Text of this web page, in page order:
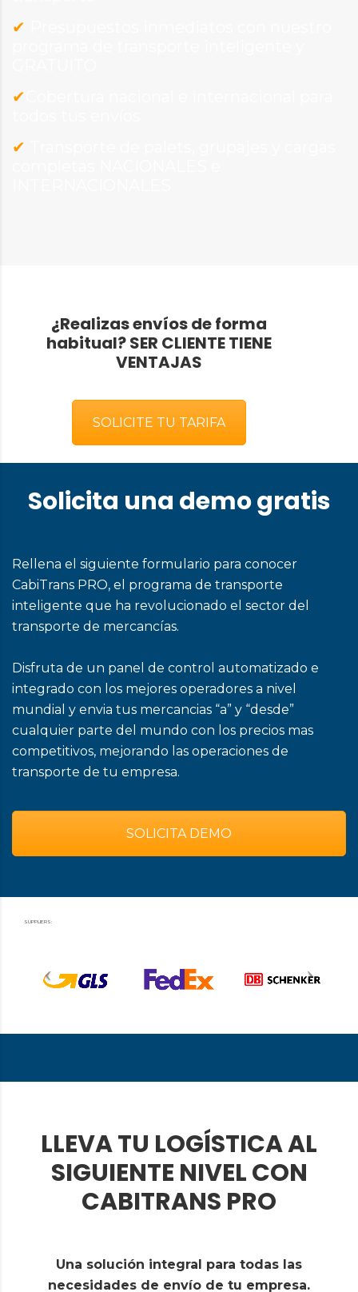
✔
✔
✔
¿Realizas envíos de forma
habitual?SER CLIENTE TIENE
VENTAJAS
SOLICITE TU TARIFA
Solicita una demo gratis
Rellena el siguiente formulario para conocer
CabiTrans PRO, el programa de transporte
inteligente que ha revolucionado el sector del
transporte de mercancías.
Disfruta de un panel de control automatizado e
integrado con los mejores operadores a nivel
mundial y envia tus mercancias “a” y “desde”
cualquier parte del mundo con los precios mas
competitivos, mejorando las operaciones de
transporte de tu empresa.
SOLICITA DEMO
SUPPLIERS:
LLEVA TU LOGÍSTICA AL
SIGUIENTE NIVEL CON
CABITRANS PRO
Una solución integral para todas las
necesidades de envío de tu empresa.